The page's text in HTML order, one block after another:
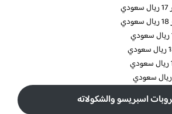
اسبريسو والشكولاته